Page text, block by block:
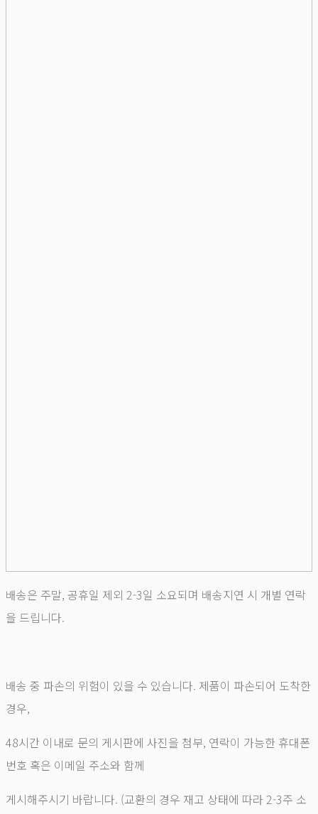
배송은 주말, 공휴일 제외 2-3일 소요되며 배송지연 시 개별 연락
을 드립니다.
배송 중 파손의 위험이 있을 수 있습니다. 제품이 파손되어 도착한
경우,
48시간 이내로 문의 게시판에 사진을 첨부, 연락이 가능한 휴대폰
번호 혹은 이메일 주소와 함께
게시해주시기 바랍니다. (교환의 경우 재고 상태에 따라 2-3주 소